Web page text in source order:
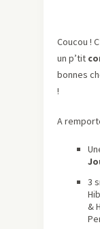
Coucou !
un p’tit
bonnes
!
A
3
&